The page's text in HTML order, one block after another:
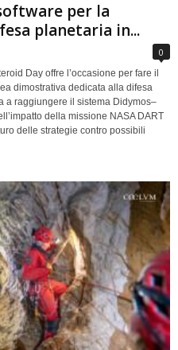
per la
planetaria in...
0
Day offre l’occasione per fare il
dimostrativa dedicata alla difesa
a raggiungere il sistema Didymos–
della missione NASA DART
delle strategie contro possibili